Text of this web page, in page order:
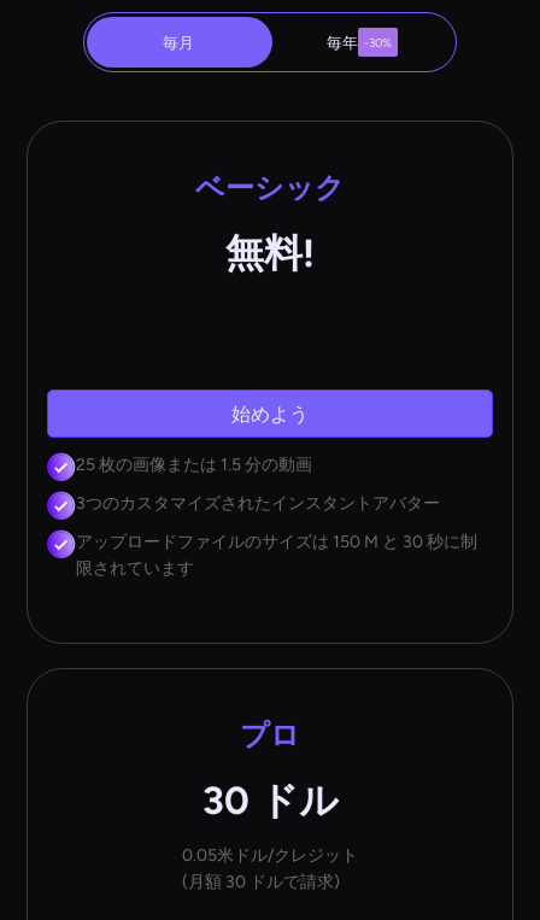
毎月 毎年 -30%
ベーシック
無料!
始めよう
25 枚の画像または 1.5 分の動画
3つのカスタマイズされたインスタントアバター
アップロードファイルのサイズは 150 M と 30 秒に制
限されています
プロ
30 ドル
0.05米ドル/クレジット
(月額 30 ドルで請求)